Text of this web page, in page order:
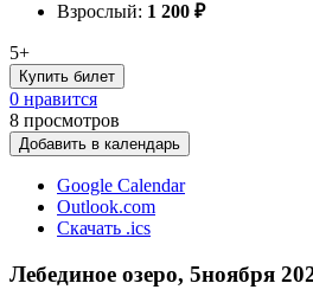
Взрослый: 1 200 ₽
5+
Купить билет
0 нравится
8 просмотров
Добавить в календарь
Google Calendar
Outlook.com
Скачать .ics
Лебединое озеро, 5ноября